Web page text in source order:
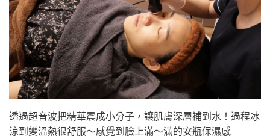
透過超音波把精華震成小分子，讓肌膚深層補到水！過程冰
涼到變溫熱很舒服～感覺到臉上滿～滿的安瓶保濕感